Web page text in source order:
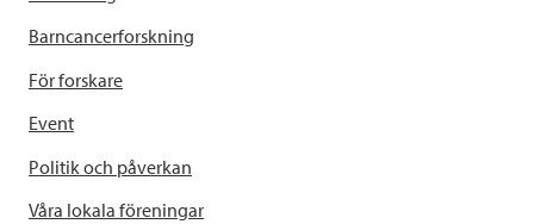
Barncancerforskning
För forskare
Event
Politik och påverkan
Våra lokala föreningar